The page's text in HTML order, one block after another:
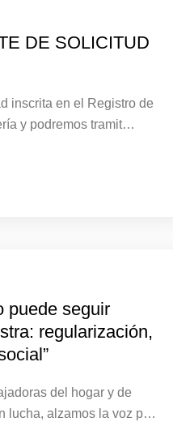
DE SOLICITUD
inscrita en el Registro de
y podremos tramit…
puede seguir
regularización,
del hogar y de
lucha, alzamos la voz p…